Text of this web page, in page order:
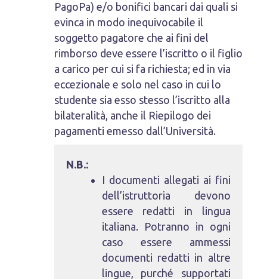
PagoPa) e/o bonifici bancari dai quali si
evinca in modo inequivocabile il
soggetto pagatore che ai fini del
rimborso deve essere l’iscritto o il figlio
a carico per cui si fa richiesta; ed in via
eccezionale e solo nel caso in cui lo
studente sia esso stesso l’iscritto alla
bilateralità, anche il Riepilogo dei
pagamenti emesso dall’Università.
N.B.:
I documenti allegati ai fini
dell’istruttoria devono
essere redatti in lingua
italiana. Potranno in ogni
caso essere ammessi
documenti redatti in altre
lingue, purché supportati